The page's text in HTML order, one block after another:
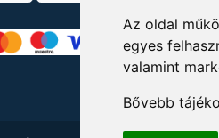
Az oldal
egyes
valamint
Bővebb